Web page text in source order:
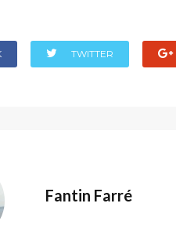
TWITTER
Fantin Farré